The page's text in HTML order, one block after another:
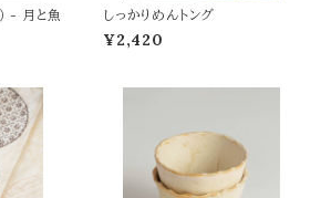
- 月と魚 しっかりめんトング
¥2,420